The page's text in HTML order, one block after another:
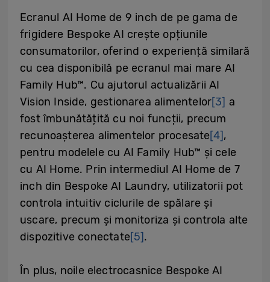
Ecranul AI Home de 9 inch de pe gama de
frigidere Bespoke AI crește opțiunile
consumatorilor, oferind o experiență similară
cu cea disponibilă pe ecranul mai mare AI
Family Hub™. Cu ajutorul actualizării AI
Vision Inside, gestionarea alimentelor[3] a
fost îmbunătățită cu noi funcții, precum
recunoașterea alimentelor procesate[4],
pentru modelele cu AI Family Hub™ și cele
cu AI Home. Prin intermediul AI Home de 7
inch din Bespoke AI Laundry, utilizatorii pot
controla intuitiv ciclurile de spălare și
uscare, precum și monitoriza și controla alte
dispozitive conectate[5].
În plus, noile electrocasnice Bespoke AI